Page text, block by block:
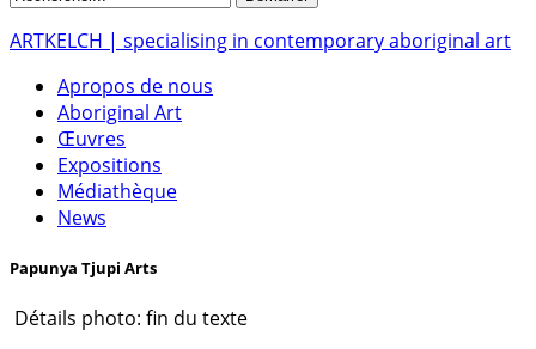
ARTKELCH | specialising in contemporary aboriginal art
Apropos de nous
Aboriginal Art
Œuvres
Expositions
Médiathèque
News
Papunya Tjupi Arts
Détails photo: fin du texte